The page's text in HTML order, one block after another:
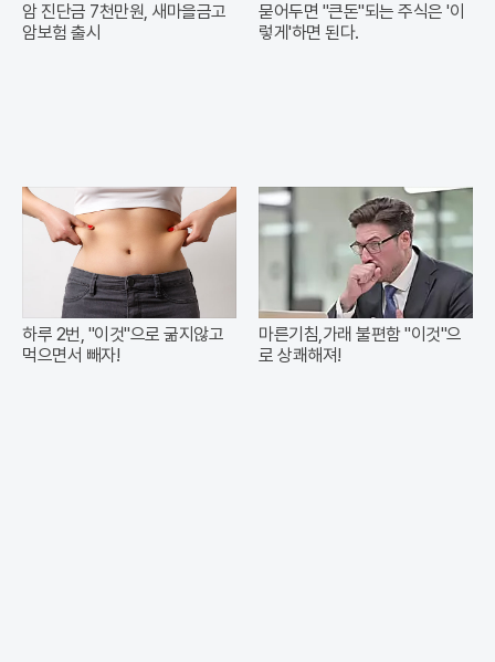
암 진단금 7천만원, 새마을금고
암보험 출시
묻어두면 "큰돈"되는 주식은 '이
렇게'하면 된다.
하루 2번, "이것"으로 굶지않고
먹으면서 빼자!
마른기침,가래 불편함 "이것"으
로 상쾌해져!